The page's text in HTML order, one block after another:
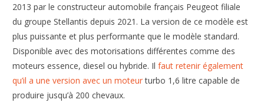
2013 par le constructeur automobile français Peugeot filiale
du groupe Stellantis depuis 2021. La version de ce modèle est
plus puissante et plus performante que le modèle standard.
Disponible avec des motorisations différentes comme des
moteurs essence, diesel ou hybride. Ilfaut retenir également
qu’il a une version avec un moteurturbo 1,6 litre capable de
produire jusqu’à 200 chevaux.